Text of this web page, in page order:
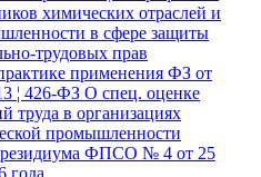
химических отраслей и
в сфере защиты
трудовых прав
применения ФЗ от
¦ 426-ФЗ О спец. оценке
труда в организациях
промышленности
ФПСО № 4 от 25
года